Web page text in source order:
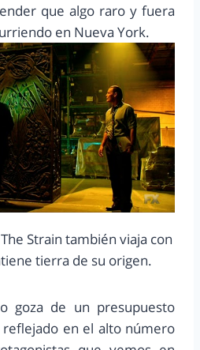
que algo raro y fuera
en Nueva York.
Strain también viaja con
tierra de su origen.
goza de un presupuesto
en el alto número